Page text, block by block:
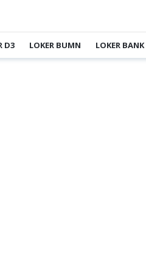
D3 LOKER BUMN LOKER BANK